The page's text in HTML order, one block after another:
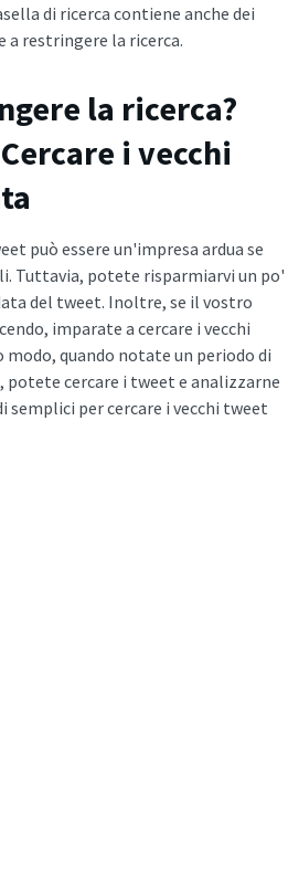
di ricerca contiene anche dei
restringere la ricerca.
la ricerca?
Cercare i vecchi
può essere un'impresa ardua se
Tuttavia, potete risparmiarvi un po'
del tweet. Inoltre, se il vostro
imparate a cercare i vecchi
quando notate un periodo di
potete cercare i tweet e analizzarne
semplici per cercare i vecchi tweet